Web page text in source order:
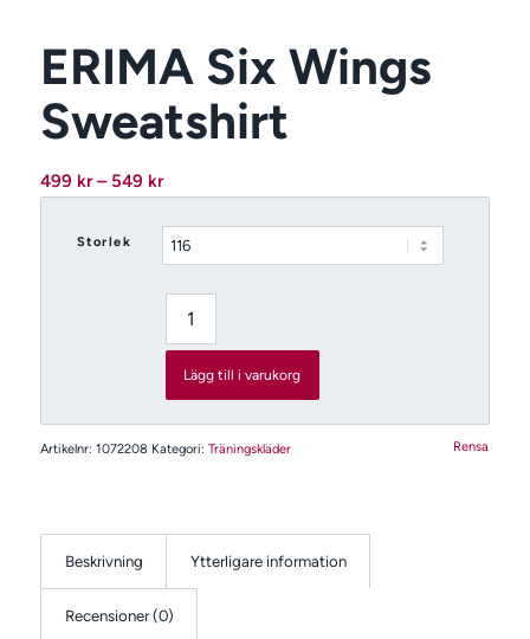
ERIMA Six Wings
Sweatshirt
499 kr – 549 krPrisintervall:
till
549 kr
Storlek
Rensa
Lägg till i varukorg
Artikelnr: 1072208 Kategori: Träningskläder
Beskrivning Ytterligare information
Recensioner (0)